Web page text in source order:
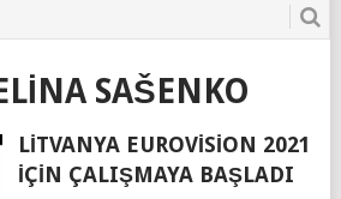
SAŠENKO
LITVANYA EUROVISION 2021
İÇIN ÇALIŞMAYA BAŞLADI